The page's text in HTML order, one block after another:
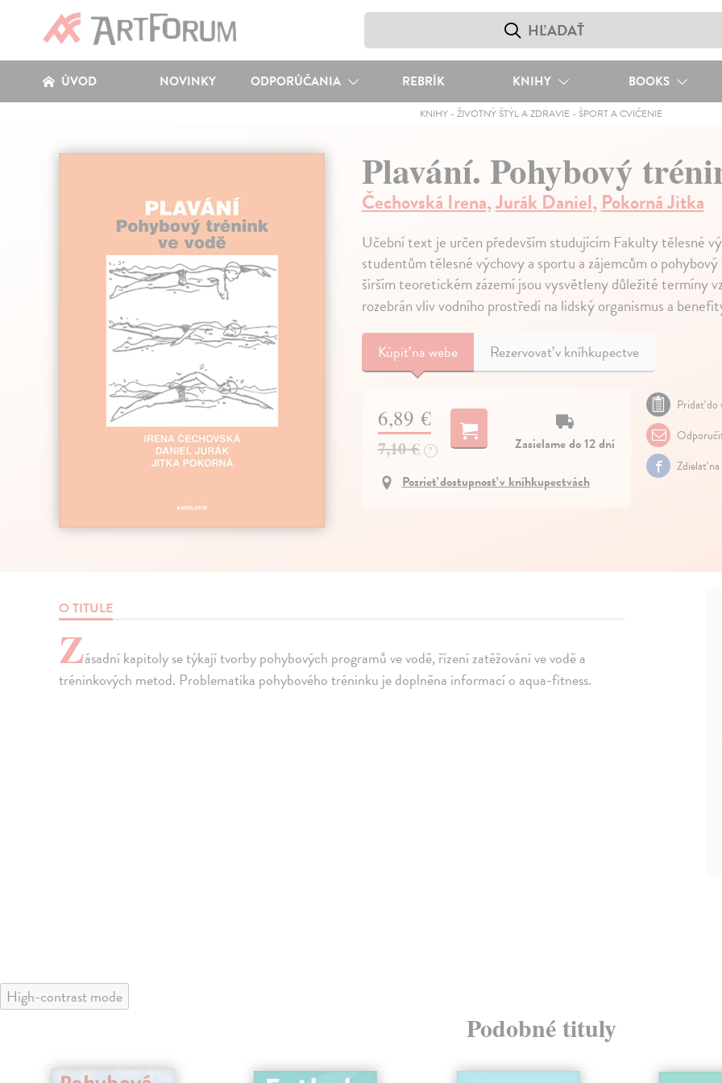
ÚVOD NOVINKY ODPORÚČANIA REBRÍK KNIHY BOOKS
KNIHY -ŽIVOTNÝ ŠTÝL A ZDRAVIE - ŠPORT A CVIČENIE
Plavání. Pohybový
Čechovská Irena,Jurák Daniel,Pokorná Jitka
Učební text je určen především studujícím Fakulty tělesné
studentům tělesné výchovy a sportu a zájemcům o
širším teoretickém zázemí jsou vysvětleny důležité termíny
rozebrán vliv vodního prostředí na lidský organismus a
Kúpiťna webe Rezervovať v kníhkupectve
6,89 €
7,10 € ?
Zasielame do 12 dní
Pozrieť dostupnosť v kníhkupectvách
Pridať do
Zdielať
O TITULE
Zásadní kapitoly se týkají tvorby pohybových programů ve vodě, řízení zatěžování ve vodě a
tréninkových metod. Problematika pohybového tréninku je doplněna informací o aqua-fitness.
High-contrast mode
Podobné tituly